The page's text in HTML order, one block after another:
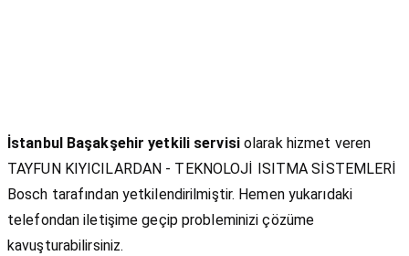
İstanbul Başakşehir yetkili servisiolarak hizmet veren
TAYFUN KIYICILARDAN - TEKNOLOJİ ISITMA SİSTEMLERİ
Bosch tarafından yetkilendirilmiştir. Hemen yukarıdaki
telefondan iletişime geçip probleminizi çözüme
kavuşturabilirsiniz.